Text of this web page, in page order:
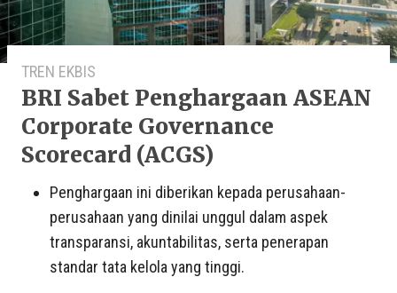
TREN EKBIS
BRI Sabet Penghargaan ASEAN
Corporate Governance
Scorecard (ACGS)
Penghargaan ini diberikan kepada perusahaan-
perusahaan yang dinilai unggul dalam aspek
transparansi, akuntabilitas, serta penerapan
standar tata kelola yang tinggi.